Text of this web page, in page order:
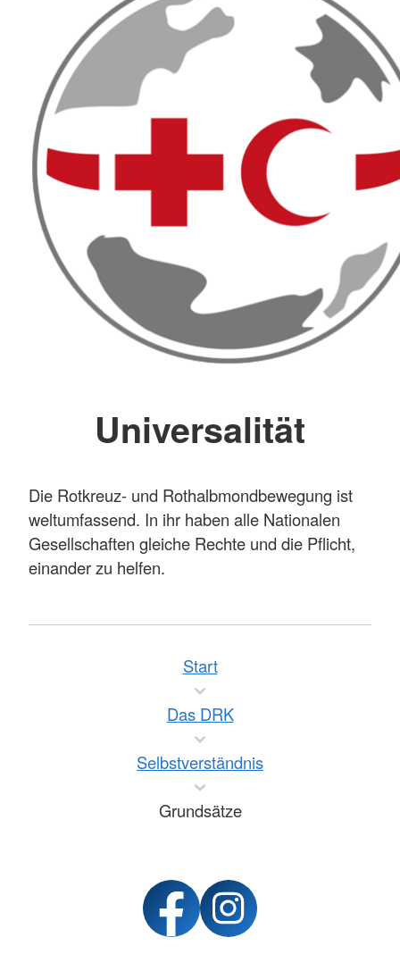
Universalität
Die Rotkreuz- und Rothalbmondbewegung ist
weltumfassend. In ihr haben alle Nationalen
Gesellschaften gleiche Rechte und die Pflicht,
einander zu helfen.
Start
Das DRK
Selbstverständnis
Grundsätze